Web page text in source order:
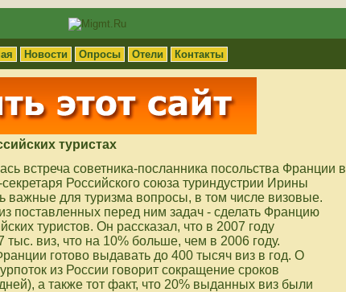
Новости Опросы Отели Контакты
туристах
встреча советника-посланника посольства Франции в
Российского союза туриндустрии Ирины
важные для туризма вопросы, в том числе визовые.
поставленных перед ним задач - сделать Францию
туристов. Он рассказал, что в 2007 году
виз, что на 10% больше, чем в 2006 году.
готово выдавать до 400 тысяч виз в год. О
из России говорит сокращение сроков
а также тот факт, что 20% выданных виз были